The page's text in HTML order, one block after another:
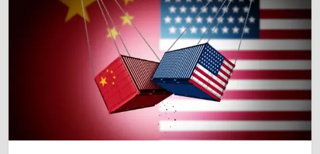
31/07/2026
9
نائبة تحذر من اضطرابات بسبب تأخّر دفع رواتب
الموظفين
4/08/2026
10
خطر "إيبولا" يتضاعف.. ارتفاع عدد الإصابات
بالفيروس إلى 3748
3/08/2026